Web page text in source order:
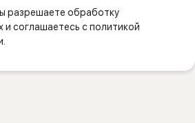
разрешаете обработку
и соглашаетесь с политикой